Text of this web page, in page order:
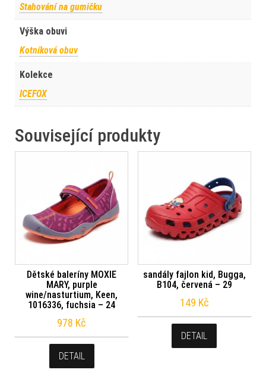
Stahování na gumičku
Výška obuvi
Kotníková obuv
Kolekce
ICEFOX
Související produkty
Dětské baleríny MOXIE
MARY, purple
wine/nasturtium, Keen,
1016336, fuchsia – 24
978 Kč
DETAIL
sandály fajlon kid, Bugga,
B104, červená – 29
149 Kč
DETAIL